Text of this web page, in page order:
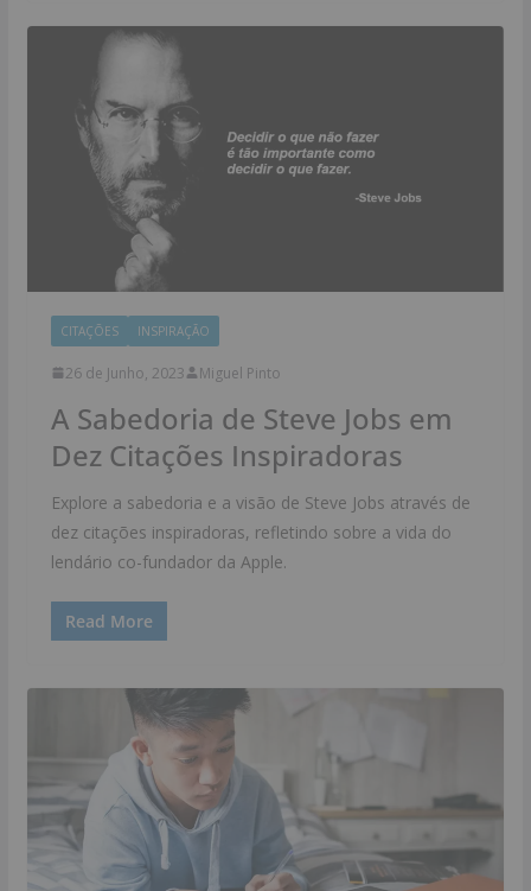
CITAÇÕES INSPIRAÇÃO
26 de Junho, 2023 Miguel Pinto
A Sabedoria de Steve Jobs em
Dez Citações Inspiradoras
Explore a sabedoria e a visão de Steve Jobs através de
dez citações inspiradoras, refletindo sobre a vida do
lendário co-fundador da Apple.
Read More